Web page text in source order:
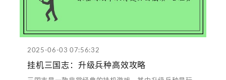
2025-06-03 07:56:32
挂机三国志：升级兵种高效攻略